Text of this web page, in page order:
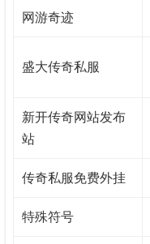
网游奇迹
盛大传奇私服
新开传奇网站发布
站
传奇私服免费外挂
特殊符号